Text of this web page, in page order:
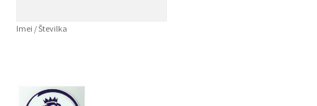
Imei / Številka